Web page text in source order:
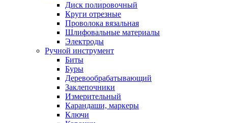
Диск полировочный
Круги отрезные
Проволока вязальная
Шлифовальные материалы
Электроды
Ручной инструмент
Биты
Буры
Деревообрабатывающий
Заклепочники
Измерительный
Карандаши, маркеры
Ключи